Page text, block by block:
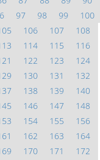
97 98 99
100
106 107
108
114 115
116
122 123
124
130 131
132
138 139
140
146 147
148
154 155
156
162 163
164
170 171
172